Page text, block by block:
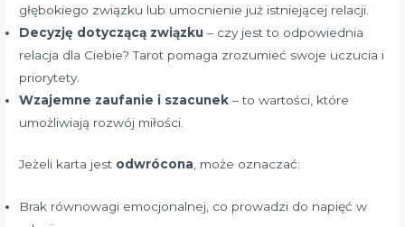
głębokiego związku lub umocnienie już istniejącej relacji.
Decyzję dotyczącą związku – czy jest to odpowiednia
relacja dla Ciebie? Tarot pomaga zrozumieć swoje uczucia i
priorytety.
Wzajemne zaufanie i szacunek – to wartości, które
umożliwiają rozwój miłości.
Jeżeli karta jest odwrócona , może oznaczać:
Brak równowagi emocjonalnej, co prowadzi do napięć w